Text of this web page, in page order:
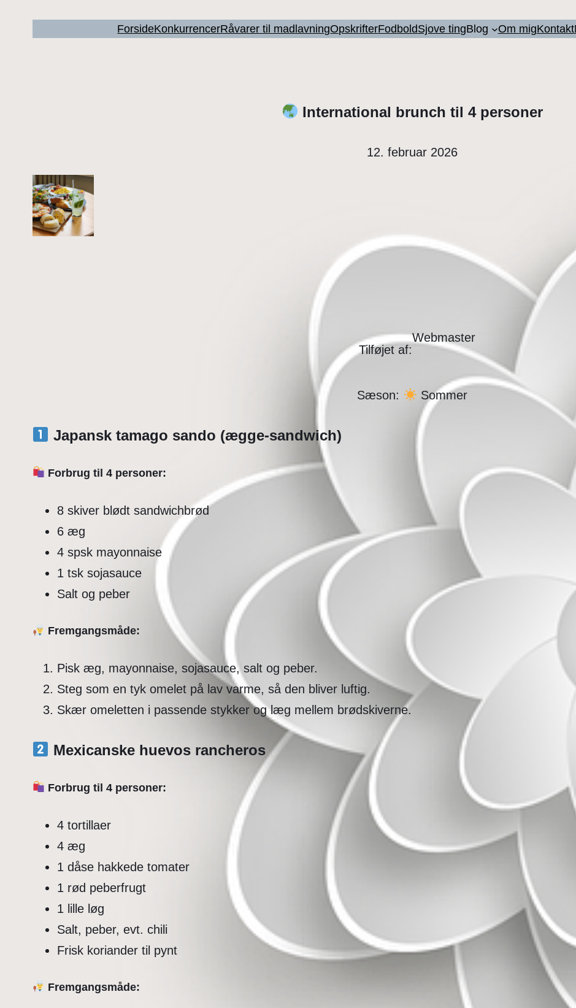
ForsideKonkurrencerRåvarer til madlavningOpskrifterFodboldSjove tingBlog Om migKontakt
International brunch til 4 personer
12. februar 2026
Tilføjet af:
Webmaster
Sæson: Sommer
Japansk tamago sando (ægge-sandwich)
Forbrug til 4 personer:
8 skiver blødt sandwichbrød
6 æg
4 spsk mayonnaise
1 tsk sojasauce
Salt og peber
Fremgangsmåde:
Pisk æg, mayonnaise, sojasauce, salt og peber.
Steg som en tyk omelet på lav varme, så den bliver luftig.
Skær omeletten i passende stykker og læg mellem brødskiverne.
Mexicanske huevos rancheros
Forbrug til 4 personer:
4 tortillaer
4 æg
1 dåse hakkede tomater
1 rød peberfrugt
1 lille løg
Salt, peber, evt. chili
Frisk koriander til pynt
Fremgangsmåde: